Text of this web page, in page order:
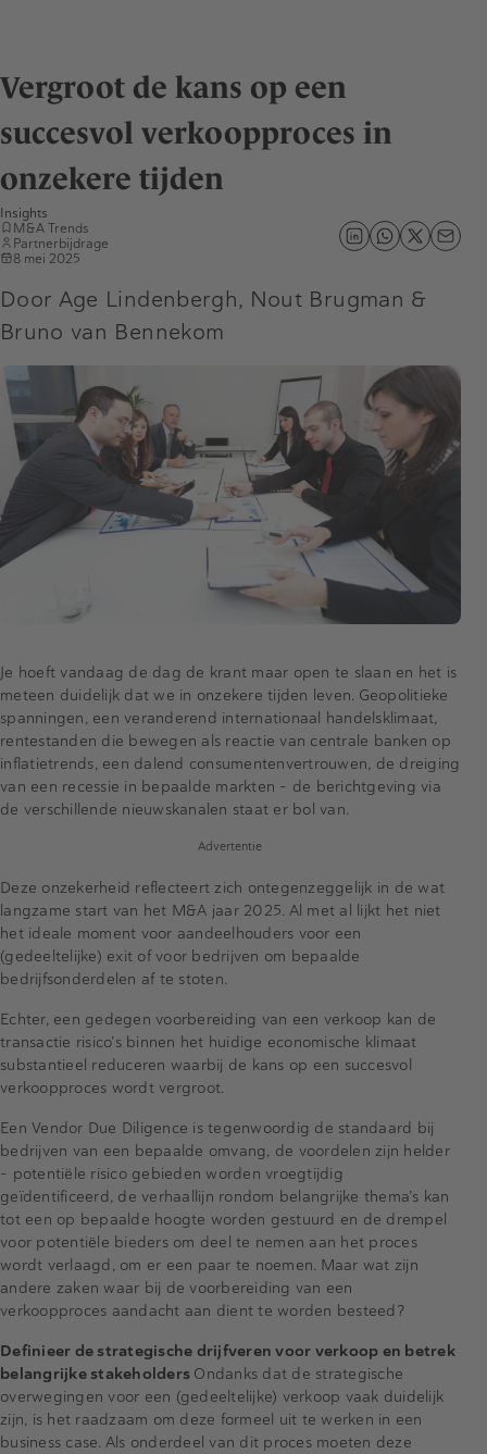
Vergroot de kans op een
succesvol verkoopproces in
onzekere tijden
Insights
M&A Trends
Partnerbijdrage
8 mei 2025
Door Age Lindenbergh, Nout Brugman &
Bruno van Bennekom
Je hoeft vandaag de dag de krant maar open te slaan en het is
meteen duidelijk dat we in onzekere tijden leven. Geopolitieke
spanningen, een veranderend internationaal handelsklimaat,
rentestanden die bewegen als reactie van centrale banken op
inflatietrends, een dalend consumentenvertrouwen, de dreiging
van een recessie in bepaalde markten – de berichtgeving via
de verschillende nieuwskanalen staat er bol van.
Advertentie
Deze onzekerheid reflecteert zich ontegenzeggelijk in de wat
langzame start van het M&A jaar 2025. Al met al lijkt het niet
het ideale moment voor aandeelhouders voor een
(gedeeltelijke) exit of voor bedrijven om bepaalde
bedrijfsonderdelen af te stoten.
Echter, een gedegen voorbereiding van een verkoop kan de
transactie risico’s binnen het huidige economische klimaat
substantieel reduceren waarbij de kans op een succesvol
verkoopproces wordt vergroot.
Een Vendor Due Diligence is tegenwoordig de standaard bij
bedrijven van een bepaalde omvang, de voordelen zijn helder
– potentiële risico gebieden worden vroegtijdig
geïdentificeerd, de verhaallijn rondom belangrijke thema’s kan
tot een op bepaalde hoogte worden gestuurd en de drempel
voor potentiële bieders om deel te nemen aan het proces
wordt verlaagd, om er een paar te noemen. Maar wat zijn
andere zaken waar bij de voorbereiding van een
verkoopproces aandacht aan dient te worden besteed?
Definieer de strategische drijfveren voor verkoop en betrek
belangrijke stakeholders Ondanks dat de strategische
overwegingen voor een (gedeeltelijke) verkoop vaak duidelijk
zijn, is het raadzaam om deze formeel uit te werken in een
business case. Als onderdeel van dit proces moeten deze